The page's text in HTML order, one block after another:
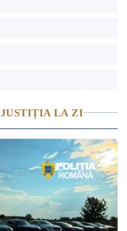
JUSTIȚIA LA ZI